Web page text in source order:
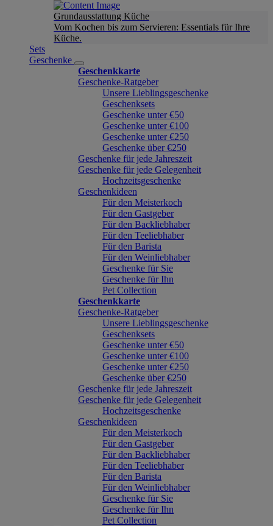
Grundausstattung Küche
Vom Kochen bis zum Servieren: Essentials für Ihre
Küche.
Sets
Geschenke
Geschenkkarte
Geschenke-Ratgeber
Unsere Lieblingsgeschenke
Geschenksets
Geschenke unter €50
Geschenke unter €100
Geschenke unter €250
Geschenke über €250
Geschenke für jede Jahreszeit
Geschenke für jede Gelegenheit
Hochzeitsgeschenke
Geschenkideen
Für den Meisterkoch
Für den Gastgeber
Für den Backliebhaber
Für den Teeliebhaber
Für den Barista
Für den Weinliebhaber
Geschenke für Sie
Geschenke für Ihn
Pet Collection
Geschenkkarte
Geschenke-Ratgeber
Unsere Lieblingsgeschenke
Geschenksets
Geschenke unter €50
Geschenke unter €100
Geschenke unter €250
Geschenke über €250
Geschenke für jede Jahreszeit
Geschenke für jede Gelegenheit
Hochzeitsgeschenke
Geschenkideen
Für den Meisterkoch
Für den Gastgeber
Für den Backliebhaber
Für den Teeliebhaber
Für den Barista
Für den Weinliebhaber
Geschenke für Sie
Geschenke für Ihn
Pet Collection